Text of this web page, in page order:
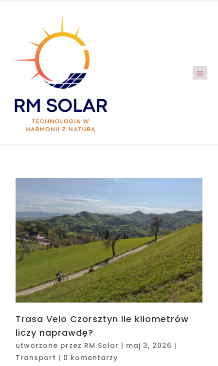
Trasa Velo Czorsztyn ile kilometrów
liczy naprawdę?
utworzone przez RM Solar | maj 3, 2026 |
Transport | 0 komentarzy